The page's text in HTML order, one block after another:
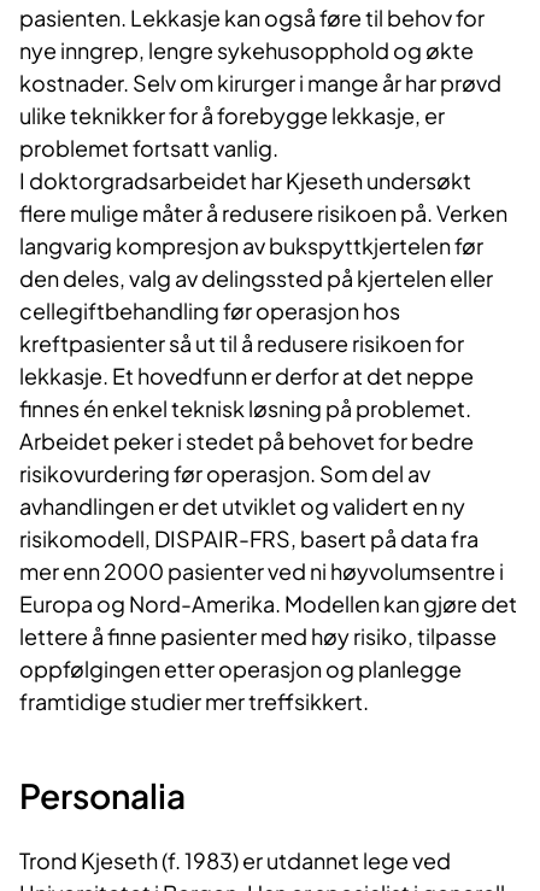
pasienten. Lekkasje kan også føre til behov for
nye inngrep, lengre sykehusopphold og økte
kostnader. Selv om kirurger i mange år har prøvd
ulike teknikker for å forebygge lekkasje, er
problemet fortsatt vanlig.
I doktorgradsarbeidet har Kjeseth undersøkt
flere mulige måter å redusere risikoen på. Verken
langvarig kompresjon av bukspyttkjertelen før
den deles, valg av delingssted på kjertelen eller
cellegiftbehandling før operasjon hos
kreftpasienter så ut til å redusere risikoen for
lekkasje. Et hovedfunn er derfor at det neppe
finnes én enkel teknisk løsning på problemet.
Arbeidet peker i stedet på behovet for bedre
risikovurdering før operasjon. Som del av
avhandlingen er det utviklet og validert en ny
risikomodell, DISPAIR-FRS, basert på data fra
mer enn 2000 pasienter ved ni høyvolumsentre i
Europa og Nord-Amerika. Modellen kan gjøre det
lettere å finne pasienter med høy risiko, tilpasse
oppfølgingen etter operasjon og planlegge
framtidige studier mer treffsikkert.
Personalia
Trond Kjeseth (f. 1983) er utdannet lege ved